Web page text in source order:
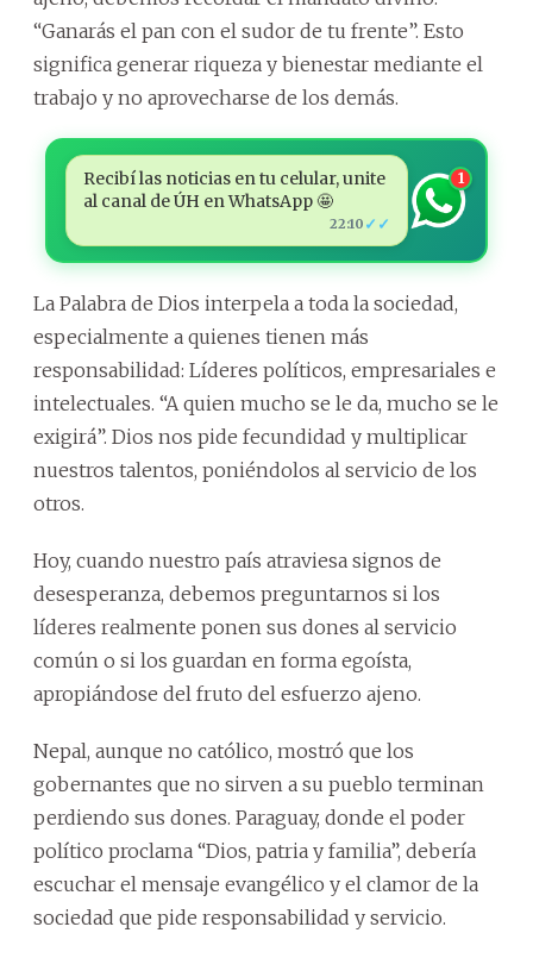
“Ganarás el pan con el sudor de tu frente”. Esto
significa generar riqueza y bienestar mediante el
trabajo y no aprovecharse de los demás.
Recibí las noticias en tu celular, unite
al canal de ÚH en WhatsApp 🤩
22:10 ✓✓
1
La Palabra de Dios interpela a toda la sociedad,
especialmente a quienes tienen más
responsabilidad: Líderes políticos, empresariales e
intelectuales. “A quien mucho se le da, mucho se le
exigirá”. Dios nos pide fecundidad y multiplicar
nuestros talentos, poniéndolos al servicio de los
otros.
Hoy, cuando nuestro país atraviesa signos de
desesperanza, debemos preguntarnos si los
líderes realmente ponen sus dones al servicio
común o si los guardan en forma egoísta,
apropiándose del fruto del esfuerzo ajeno.
Nepal, aunque no católico, mostró que los
gobernantes que no sirven a su pueblo terminan
perdiendo sus dones. Paraguay, donde el poder
político proclama “Dios, patria y familia”, debería
escuchar el mensaje evangélico y el clamor de la
sociedad que pide responsabilidad y servicio.